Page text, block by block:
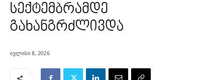
სექტემბრამდე
გახანგრძლივდა
ივლისი 8, 2026